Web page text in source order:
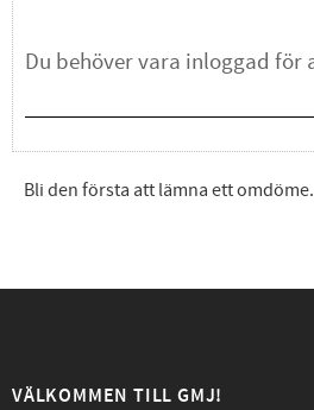
Bli den första att lämna ett omdöme.
VÄLKOMMEN TILL GMJ!